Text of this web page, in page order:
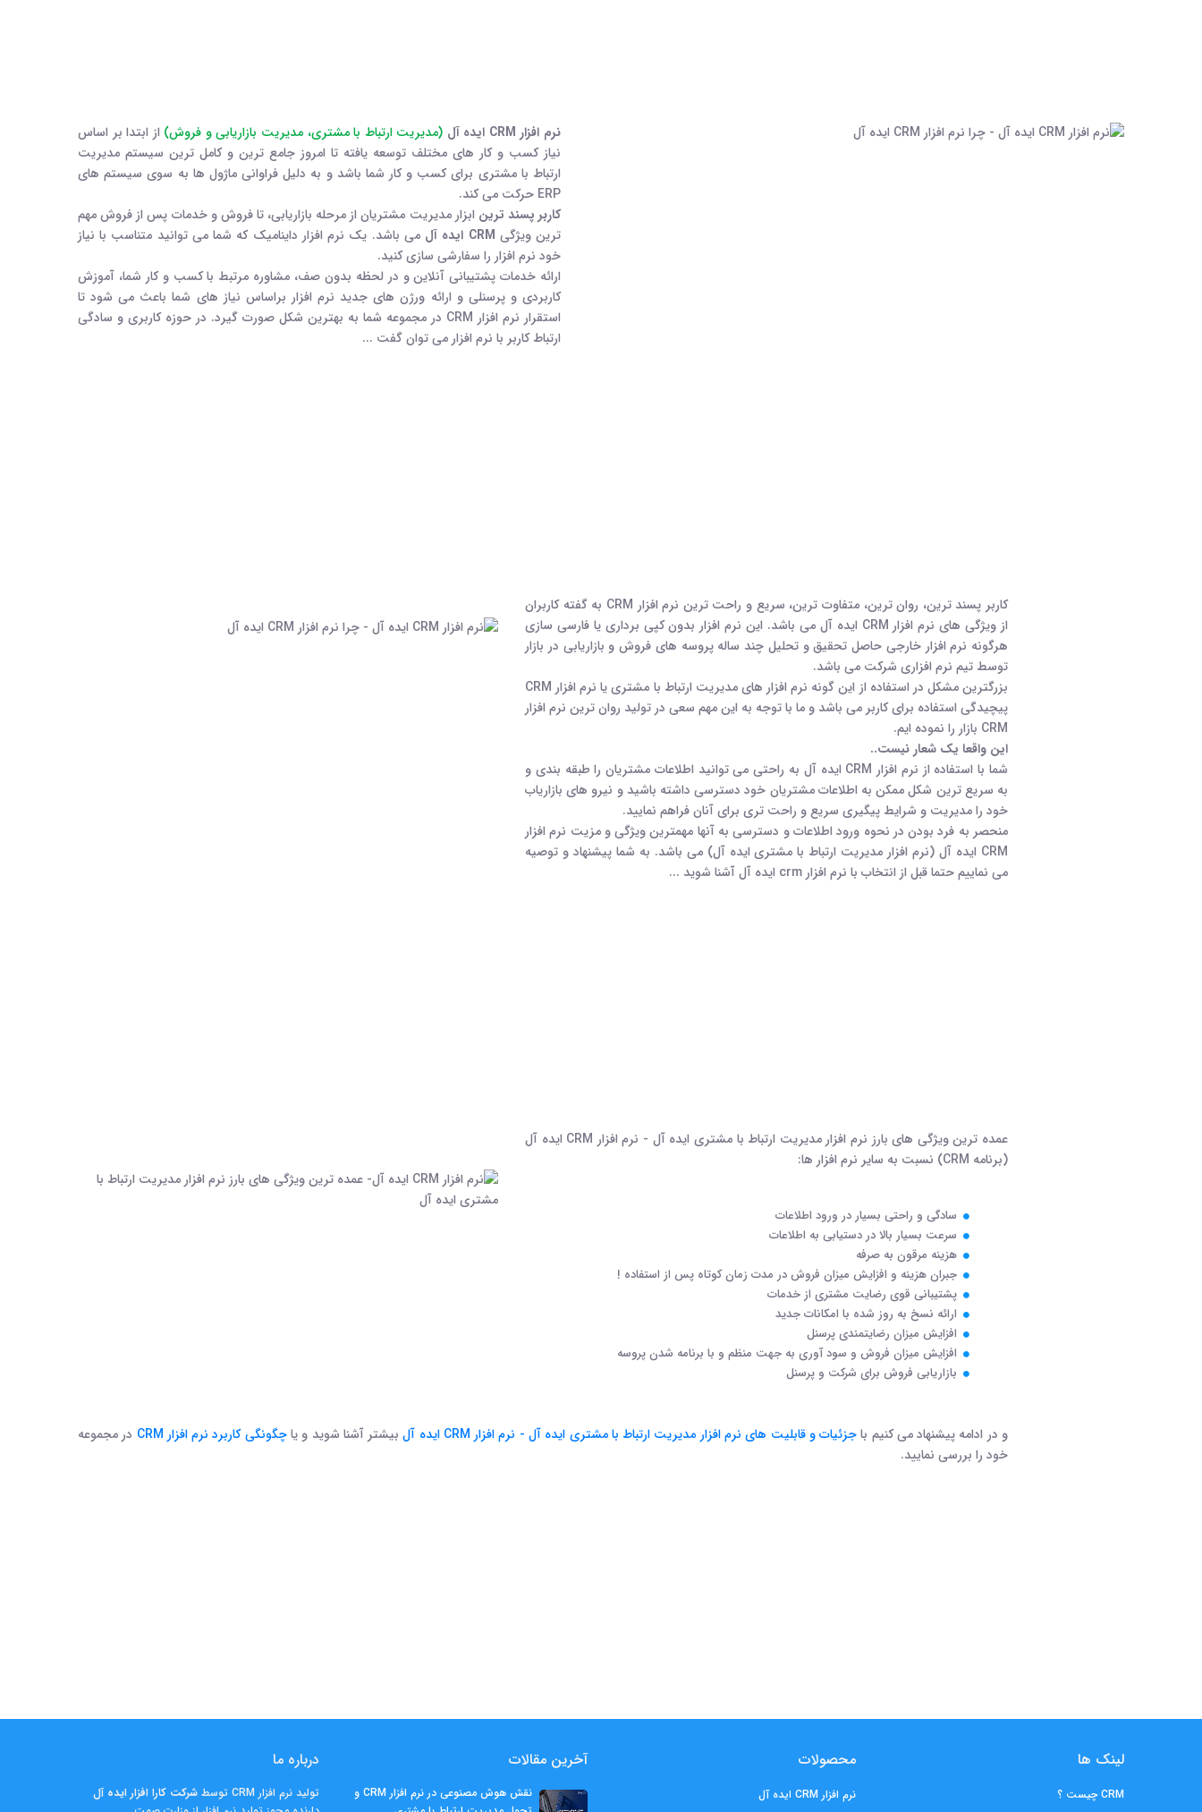
نرم افزار CRM ایده آل (مدیریت ارتباط با مشتری، مدیریت بازاریابی و فروش) از ابتدا بر اساس
نیاز کسب و کار های مختلف توسعه یافته تا امروز جامع ترین و کامل ترین سیستم مدیریت
ارتباط با مشتری برای کسب و کار شما باشد و به دلیل فراوانی ماژول ها به سوی سیستم های
ERP حرکت می کند.
کاربر پسند ترین ابزار مدیریت مشتریان از مرحله بازاریابی، تا فروش و خدمات پس از فروش مهم
ترین ویژگی CRM ایده آل
می باشد. یک نرم افزار داینامیک که شما می توانید متناسب با نیاز
خود نرم افزار را سفارشی سازی کنید.
ارائه خدمات پشتیبانی آنلاین و در لحظه بدون صف، مشاوره مرتبط با کسب و کار شما، آموزش
کاربردي و پرسنلي و ارائه ورژن های جدید نرم افزار براساس نیاز های شما باعث می شود تا
استقرار نرم افزار CRM در مجموعه شما به بهترین شکل صورت گیرد. در حوزه کاربری و سادگی
ارتباط کاربر با نرم افزار می توان گفت ...
کاربر پسند ترین، روان ترین، متفاوت ترین، سریع و راحت ترین نرم افزار CRM به گفته کاربران
از ویژگی های نرم افزار CRM ایده آل می باشد. این نرم افزار بدون کپی برداری یا فارسی سازی
هرگونه نرم افزار خارجی حاصل تحقیق و تحلیل چند ساله پروسه های فروش و بازاریابی در بازار
توسط تیم نرم افزاری شرکت می باشد.
بزرگترین مشکل در استفاده از این گونه نرم افزار های مدیریت ارتباط با مشتری یا نرم افزار CRM
پیچیدگی استفاده برای کاربر می باشد و ما با توجه به این مهم سعی در تولید روان ترین نرم افزار
CRM بازار را نموده ایم.
این واقعا یک شعار نیست..
شما با استفاده از نرم افزار CRM ایده آل به راحتی می توانید اطلاعات مشتریان را طبقه بندی و
به سریع ترین شکل ممکن به اطلاعات مشتریان خود دسترسی داشته باشید و نیرو های بازاریاب
خود را مدیریت و شرایط پیگیری سریع و راحت تری برای آنان فراهم نمایید.
منحصر به فرد بودن در نحوه ورود اطلاعات و دسترسی به آنها مهمترین ویژگی و مزیت نرم افزار
CRM ایده آل (نرم افزار مدیریت ارتباط با مشتری ایده آل) می باشد. به شما پیشنهاد و توصیه
می نماییم حتما قبل از انتخاب با نرم افزار crm ایده آل آشنا شوید ...
عمده ترین ویژگی های بارز نرم افزار مدیریت ارتباط با مشتری ایده آل - نرم افزار CRM ایده آل
(برنامه CRM) نسبت به سایر نرم افزار ها:
سادگی و راحتی بسیار در ورود اطلاعات
سرعت بسیار بالا در دستیابی به اطلاعات
هزینه مرقون به صرفه
جبران هزینه و افزایش میزان فروش در مدت زمان کوتاه پس از استفاده !
پشتیبانی قوی رضایت مشتری از خدمات
ارائه نسخ به روز شده با امکانات جدید
افزایش میزان رضایتمندی پرسنل
افزایش میزان فروش و سود آوری به جهت منظم و با برنامه شدن پروسه
بازاریابی فروش برای شرکت و پرسنل
و در ادامه پیشنهاد می کنیم باجزئیات و قابلیت های نرم افزار مدیریت ارتباط با مشتری ایده آل - نرم افزار CRM ایده آل بیشتر آشنا شوید و یاچگونگی کاربرد نرم افزار CRM
در مجموعه
خود را بررسی نمایید.
لینک ها
CRM چیست ؟
محصولات
نرم افزار CRM ایده آل
آخرین مقالات
نقش هوش مصنوعی در نرم افزار CRM و
درباره ما
تولید نرم افزار CRM توسط
شرکت کارا افزار ايده آل